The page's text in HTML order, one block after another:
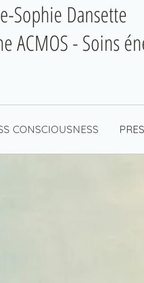
CONSCIOUSNESS
Sophie Dansette
ACMOS - Soins